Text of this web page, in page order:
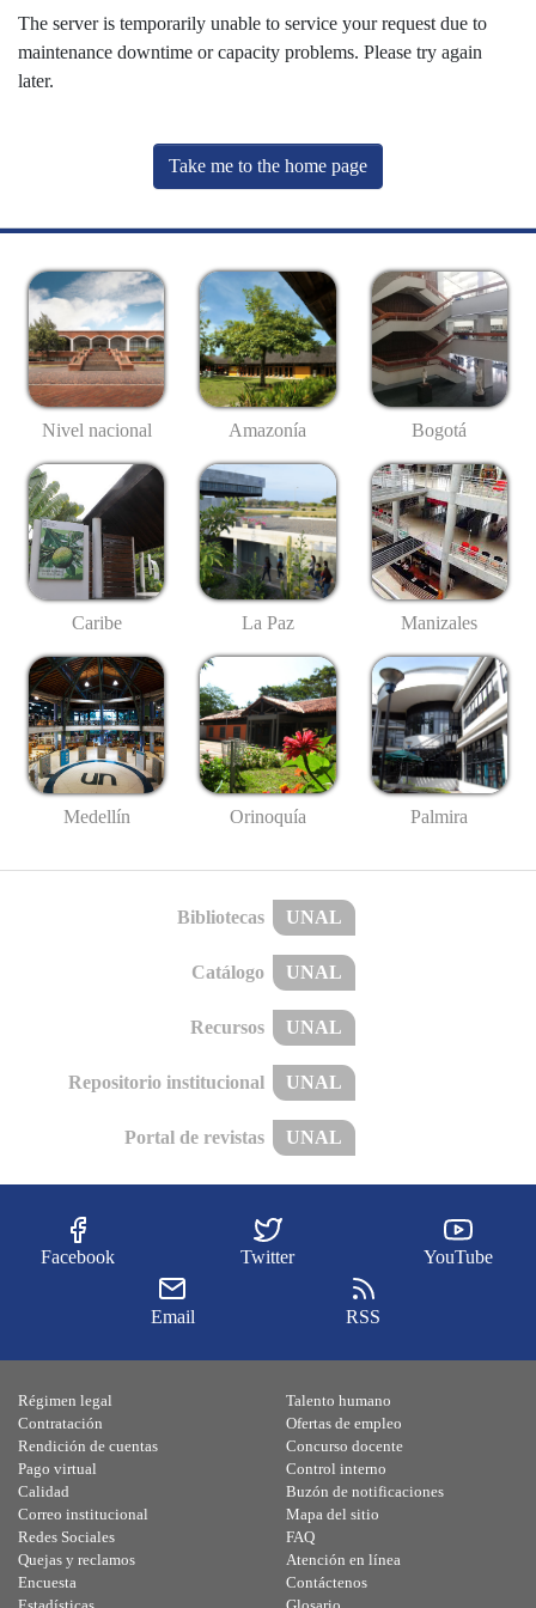
The server is temporarily unable to service your request due to
maintenance downtime or capacity problems. Please try again
later.
Take me to the home page
Nivel nacional Amazonía Bogotá
Caribe La Paz Manizales
Medellín Orinoquía Palmira
Bibliotecas UNAL
Catálogo UNAL
Recursos UNAL
Repositorio institucional UNAL
Portal de revistas UNAL
Facebook Twitter YouTube
Email RSS
Régimen legal
Contratación
Rendición de cuentas
Pago virtual
Calidad
Talento humano
Ofertas de empleo
Concurso docente
Control interno
Buzón de notificaciones
Correo institucional
Redes Sociales
Quejas y reclamos
Encuesta
Mapa del sitio
FAQ
Atención en línea
Contáctenos